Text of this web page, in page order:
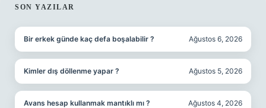
SIDEBAR
SON YAZILAR
Bir erkek günde kaç defa boşalabilir ? Ağustos 6, 2026
Kimler dış döllenme yapar ? Ağustos 5, 2026
Avans hesap kullanmak mantıklı mı ? Ağustos 4, 2026